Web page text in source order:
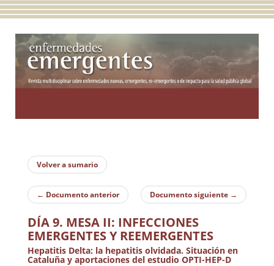
Volver a sumario
← Documento anterior Documento siguiente →
DÍA 9. MESA II: INFECCIONES
EMERGENTES Y REEMERGENTES
Hepatitis Delta: la hepatitis olvidada. Situación en
Cataluña y aportaciones del estudio OPTI-HEP-D